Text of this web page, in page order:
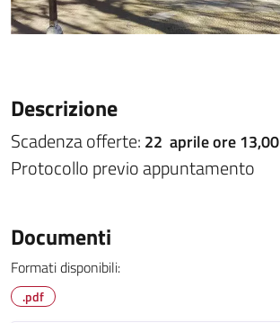
Descrizione
Scadenza offerte: 22 aprile ore 13,00
Protocollo previo appuntamento
Documenti
Formati disponibili:
.pdf